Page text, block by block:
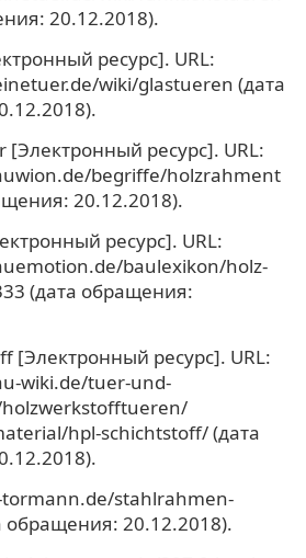
20.12.2018).
ресурс]. URL:
wiki/glastueren (дата
ресурс]. URL:
begriffe/holzrahment
20.12.2018).
ресурс]. URL:
baulexikon/holz-
(дата обращения:
[Электронный ресурс]. URL:
wiki.de/tuer-und-
hpl-schichtstoff/ (дата
stahlrahmen-
обращения: 20.12.2018).